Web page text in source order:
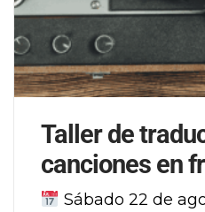
Taller de
canciones en
Sábado 22 de